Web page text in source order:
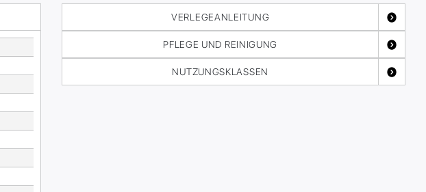
VERLEGEANLEITUNG
PFLEGE UND REINIGUNG
NUTZUNGSKLASSEN